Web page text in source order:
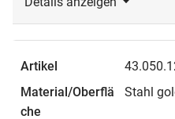
Stahl